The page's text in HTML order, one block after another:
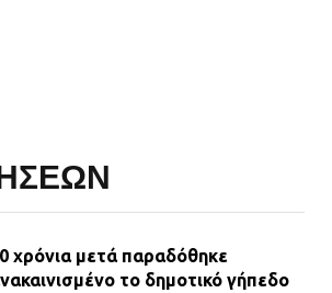
χρόνια μετά παραδόθηκε
το δημοτικό γήπεδο